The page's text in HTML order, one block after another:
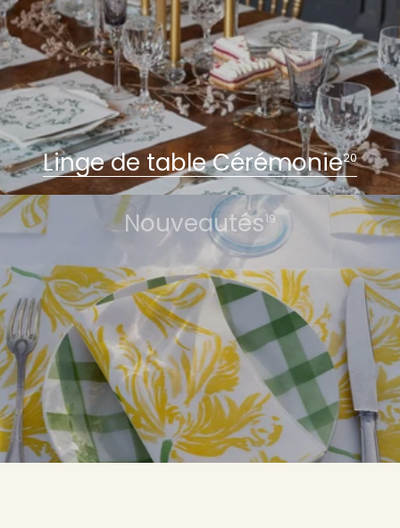
Linge de table Cérémonie20
Nouveautés19